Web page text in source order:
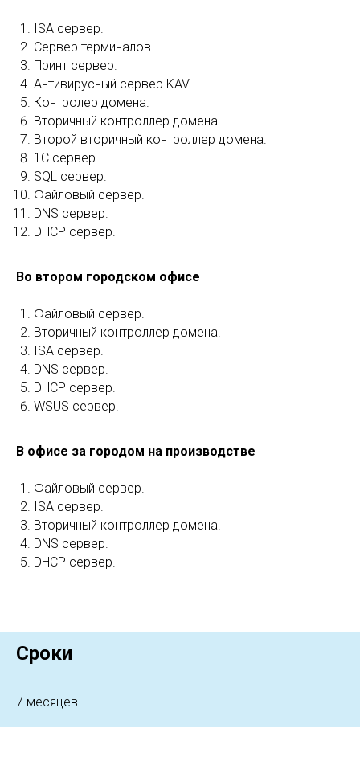
ISA сервер.
Сервер терминалов.
Принт сервер.
Антивирусный сервер KAV.
Контролер домена.
Вторичный контроллер домена.
Второй вторичный контроллер домена.
1С сервер.
SQL сервер.
Файловый сервер.
DNS сервер.
DHCP сервер.
Во втором городском офисе
Файловый сервер.
Вторичный контроллер домена.
ISA сервер.
DNS сервер.
DHCP сервер.
WSUS сервер.
В офисе за городом на производстве
Файловый сервер.
ISA сервер.
Вторичный контроллер домена.
DNS сервер.
DHCP сервер.
Сроки
7 месяцев